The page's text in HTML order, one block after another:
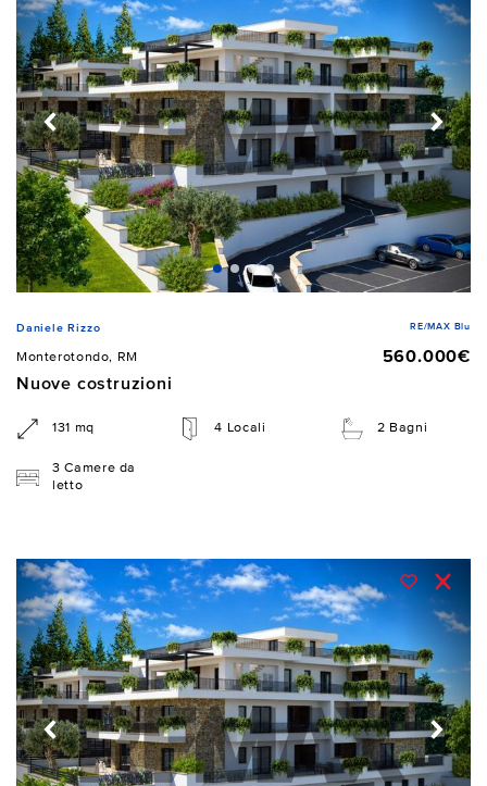
Daniele Rizzo RE/MAX Blu
Monterotondo, RM
560.000€
Nuove costruzioni
131 mq 4 Locali 2 Bagni
3 Camere da
letto